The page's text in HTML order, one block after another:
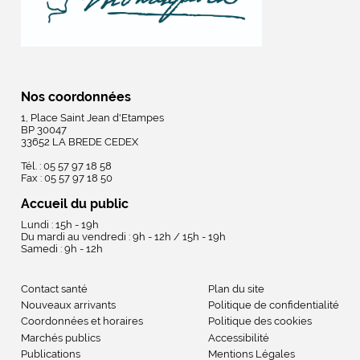
Nos coordonnées
1, Place Saint Jean d'Etampes
BP 30047
33652 LA BREDE CEDEX
Tél. : 05 57 97 18 58
Fax : 05 57 97 18 50
Accueil du public
Lundi : 15h - 19h
Du mardi au vendredi : 9h - 12h / 15h - 19h
Samedi : 9h - 12h
Contact santé
Nouveaux arrivants
Coordonnées et horaires
Marchés publics
Publications
Plan du site
Politique de confidentialité
Politique des cookies
Accessibilité
Mentions Légales